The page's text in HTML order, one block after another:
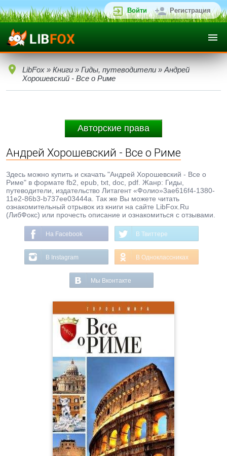
Войти Регистрация
LibFox » Книги » Гиды, путеводители » Андрей
Хорошевский - Все о Риме
Авторские права
Андрей Хорошевский - Все о Риме
Здесь можно купить и скачать "Андрей Хорошевский - Все о
Риме" в формате fb2, epub, txt, doc, pdf. Жанр: Гиды,
путеводители, издательство Литагент «Фолио»3ae616f4-1380-
11e2-86b3-b737ee03444a. Так же Вы можете читать
ознакомительный отрывок из книги на сайте LibFox.Ru
(ЛибФокс) или прочесть описание и ознакомиться с отзывами.
На Facebook В Твиттере
В Instagram В Одноклассниках
Мы Вконтакте